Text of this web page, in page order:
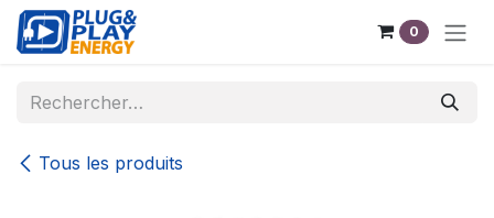
Se rendre au contenu
0
Tous les produits